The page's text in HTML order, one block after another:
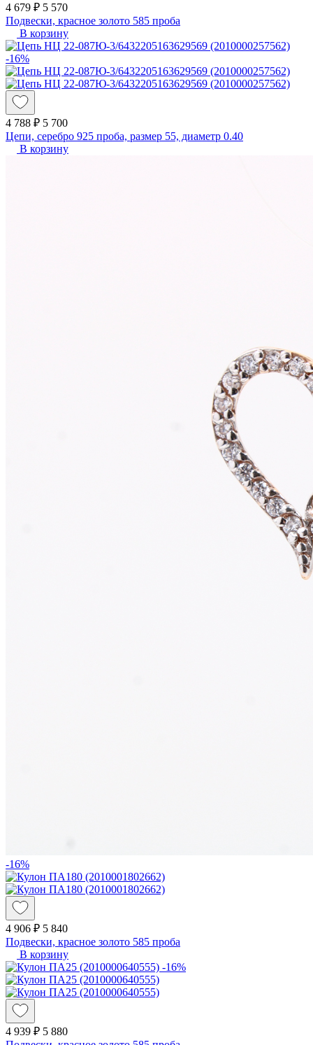
4 679 ₽ 5 570
Подвески, красное золото 585 проба
В корзину
-16%
4 788 ₽ 5 700
Цепи, серебро 925 проба, размер 55, диаметр 0.40
В корзину
-16%
4 906 ₽ 5 840
Подвески, красное золото 585 проба
В корзину
-16%
4 939 ₽ 5 880